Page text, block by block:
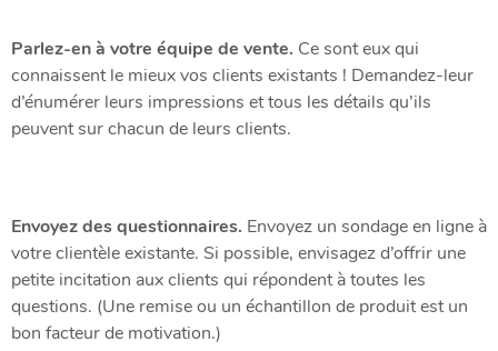
Parlez-en à votre équipe de vente. Ce sont eux qui
connaissent le mieux vos clients existants ! Demandez-leur
d’énumérer leurs impressions et tous les détails qu’ils
peuvent sur chacun de leurs clients.
Envoyez des questionnaires. Envoyez un sondage en ligne à
votre clientèle existante. Si possible, envisagez d’offrir une
petite incitation aux clients qui répondent à toutes les
questions. (Une remise ou un échantillon de produit est un
bon facteur de motivation.)